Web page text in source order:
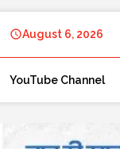
August 6, 2026
YouTube Channel